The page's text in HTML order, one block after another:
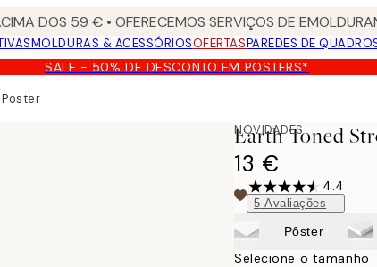
DOS 59 € • OFERECEMOS SERVIÇOS DE
MOLDURAS & ACESSÓRIOSOFERTASPAREDES DE
SALE - 50% DE DESCONTO EM POSTERS*
NOVIDADES
Earth Toned
13 €
4.4
5 Avaliações
Pôster
Selecione o tamanho